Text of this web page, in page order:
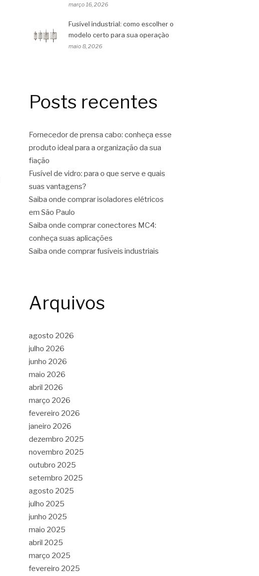
março 16, 2026
Fusível industrial: como escolher o
modelo certo para sua operação
maio 8, 2026
Posts recentes
Fornecedor de prensa cabo: conheça esse
produto ideal para a organização da sua
fiação
Fusível de vidro: para o que serve e quais
suas vantagens?
Saiba onde comprar isoladores elétricos
em São Paulo
Saiba onde comprar conectores MC4:
conheça suas aplicações
Saiba onde comprar fusíveis industriais
Arquivos
agosto 2026
julho 2026
junho 2026
maio 2026
abril 2026
março 2026
fevereiro 2026
janeiro 2026
dezembro 2025
novembro 2025
outubro 2025
setembro 2025
agosto 2025
julho 2025
junho 2025
maio 2025
abril 2025
março 2025
fevereiro 2025